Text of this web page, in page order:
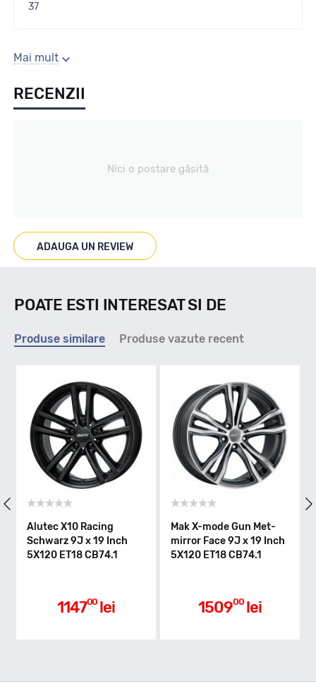
37
Gaura centrala
74.1
Se poate cumpara doar la set de 4 buc! Kit montaj GRATUIT
in caz ca este nevoie!
Mai mult
RECENZII
Nici o postare găsită
ADAUGA UN REVIEW
POATE ESTI INTERESAT SI DE
Produse similare Produse vazute recent
X10 Racing
9J x 19 Inch
ET18 CB74.1
00 lei
Mak X-mode Gun Met-
mirror Face 9J x 19 Inch
5X120 ET18 CB74.1
00 lei
mirror